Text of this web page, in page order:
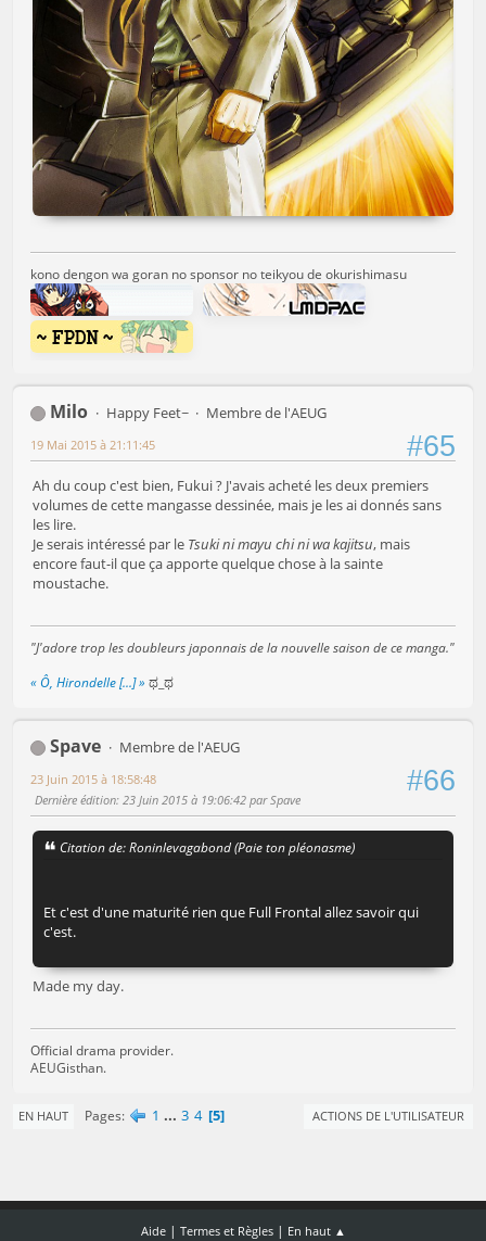
kono dengon wa goran no sponsor no teikyou de okurishimasu
Milo Happy Feet~ Membre de l'AEUG
#65
19 Mai 2015 à 21:11:45
Ah du coup c'est bien, Fukui ? J'avais acheté les deux premiers
volumes de cette mangasse dessinée, mais je les ai donnés sans
les lire.
Je serais intéressé par le Tsuki ni mayu chi ni wa kajitsu, mais
encore faut-il que ça apporte quelque chose à la sainte
moustache.
"J'adore trop les doubleurs japonnais de la nouvelle saison de ce manga."
« Ô, Hirondelle [...] » ಥ_ಥ
Spave Membre de l'AEUG
#66
23 Juin 2015 à 18:58:48
Dernière édition: 23 Juin 2015 à 19:06:42 par Spave
Citation de: Roninlevagabond (Paie ton pléonasme)
Et c'est d'une maturité rien que Full Frontal allez savoir qui
c'est.
Made my day.
Official drama provider.
AEUGisthan.
EN HAUT Pages 1 ... 3 4 5 ACTIONS DE L'UTILISATEUR
Aide| Termes et Règles| En haut ▲